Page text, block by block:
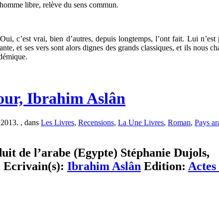
libre, relève du sens commun.
c’est vrai, bien d’autres, depuis longtemps, l’ont fait. Lui n’est
et ses vers sont alors dignes des grands classiques, et ils nous
Ibrahim Aslân
, dans Les Livres, Recensions, La Une Livres, Roman, Pays
de l’arabe (Egypte) Stéphanie Dujols,
Ecrivain(s): Ibrahim Aslân Edition: Actes